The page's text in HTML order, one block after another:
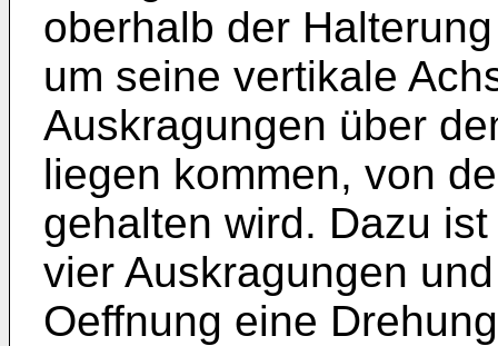
oberhalb der
um seine vertikale
Auskragungen über
liegen kommen, von
gehalten wird. Dazu
vier Auskragungen
Oeffnung eine